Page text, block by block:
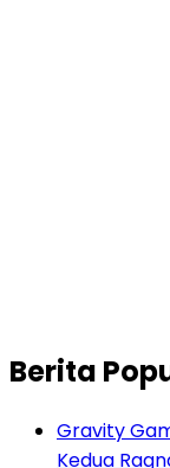
Berita
Gravity
Kedua